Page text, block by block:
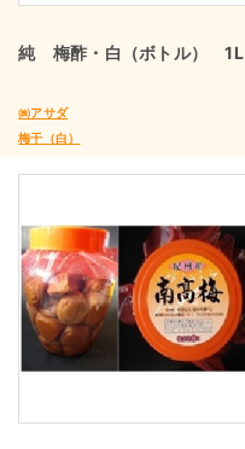
純 梅酢・白（ボトル） 1L
㈱アサダ
梅干（白）